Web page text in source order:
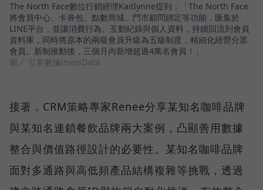
The North Face數位行銷經理Kaitlynne提到：「The North Face
將會員中心、卡券包、點數商城、門市顧問綁定等功能，匯集於
LINE平台，並讓消費行為、互動紀錄與個人資料，持續回流到會員
資料庫，同時將原本的兩級會員升級為五級制度，精細化經營分眾
會員。新制推動後，三個月內新增超過4萬名會員！」
圖／ 引客數據invosData
接著，CRM策略專家Renee分享某知名咖啡品牌
與某知名連鎖餐飲品牌兩大案例，凸顯善用數據
整合與價值路徑設計的必要性。某知名咖啡品牌
面對多通路與高低頻產品結構複雜等挑戰，透過